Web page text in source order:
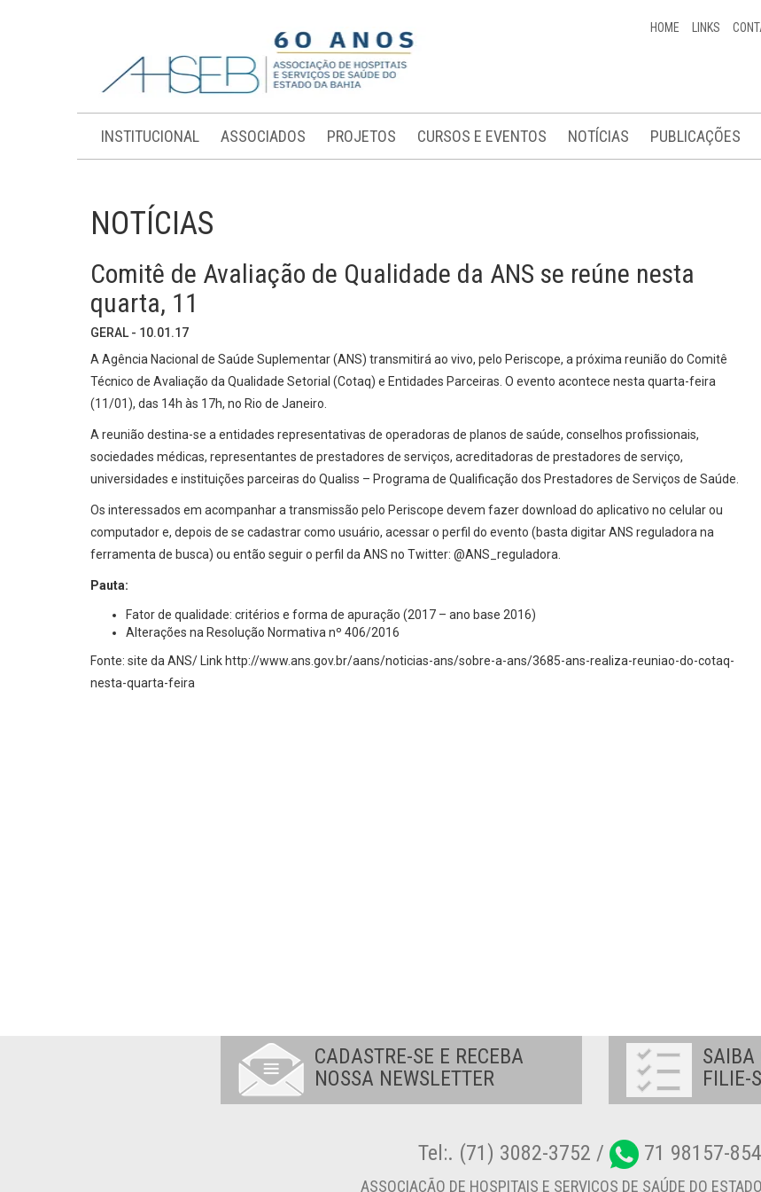
HOME LINKS
INSTITUCIONAL ASSOCIADOS PROJETOS CURSOS E EVENTOS NOTÍCIAS PUBLICAÇÕES
NOTÍCIAS
Comitê de Avaliação de Qualidade da ANS se reúne nesta
quarta, 11
GERAL - 10.01.17
A Agência Nacional de Saúde Suplementar (ANS) transmitirá ao vivo, pelo Periscope, a próxima reunião do Comitê
Técnico de Avaliação da Qualidade Setorial (Cotaq) e Entidades Parceiras. O evento acontece nesta quarta-feira
(11/01), das 14h às 17h, no Rio de Janeiro.
A reunião destina-se a entidades representativas de operadoras de planos de saúde, conselhos profissionais,
sociedades médicas, representantes de prestadores de serviços, acreditadoras de prestadores de serviço,
universidades e instituições parceiras do Qualiss – Programa de Qualificação dos Prestadores de Serviços de Saúde.
Os interessados em acompanhar a transmissão pelo Periscope devem fazer download do aplicativo no celular ou
computador e, depois de se cadastrar como usuário, acessar o perfil do evento (basta digitar ANS reguladora na
ferramenta de busca) ou então seguir o perfil da ANS no Twitter: @ANS_reguladora.
Pauta:
Fator de qualidade: critérios e forma de apuração (2017 – ano base 2016)
Alterações na Resolução Normativa nº 406/2016
Fonte: site da ANS/ Link http://www.ans.gov.br/aans/noticias-ans/sobre-a-ans/3685-ans-realiza-reuniao-do-cotaq-
nesta-quarta-feira
CADASTRE-SE E RECEBA
NOSSA NEWSLETTER
SAIBA
FILIE-
Tel:. (71) 3082-3752 / 71 98157-
ASSOCIAÇÃO DE HOSPITAIS E SERVIÇOS DE SAÚDE DO